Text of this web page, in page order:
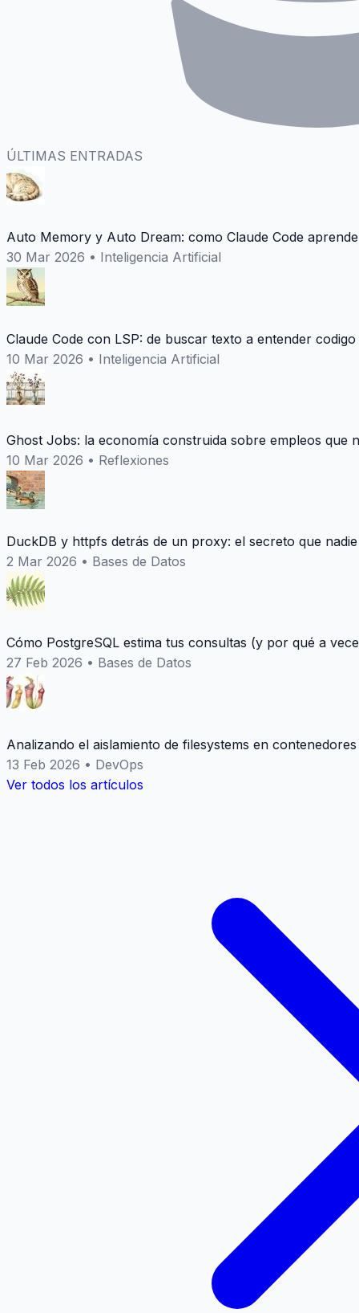
ÚLTIMAS ENTRADAS
Auto Memory y Auto Dream: como Claude Code
30 Mar 2026 • Inteligencia Artificial
Claude Code con LSP: de buscar texto a entender codigo
10 Mar 2026 • Inteligencia Artificial
Ghost Jobs: la economía construida sobre empleos que
10 Mar 2026 • Reflexiones
DuckDB y httpfs detrás de un proxy: el secreto que
2 Mar 2026 • Bases de Datos
Cómo PostgreSQL estima tus consultas (y por qué a
27 Feb 2026 • Bases de Datos
Analizando el aislamiento de filesystems en
13 Feb 2026 • DevOps
Ver todos los artículos